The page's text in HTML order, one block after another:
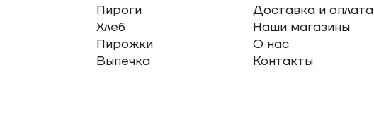
Пироги
Хлеб
Пирожки
Выпечка
Доставка и оплата
Наши магазины
О нас
Контакты